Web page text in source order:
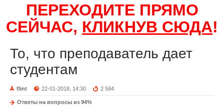
ПЕРЕХОДИТЕ ПРЯМО
СЕЙЧАС, КЛИКНУВ СЮДА!
То, что преподаватель дает
студентам
flint 22-01-2018, 14:30 2 584
Ответы на вопросы из 94%